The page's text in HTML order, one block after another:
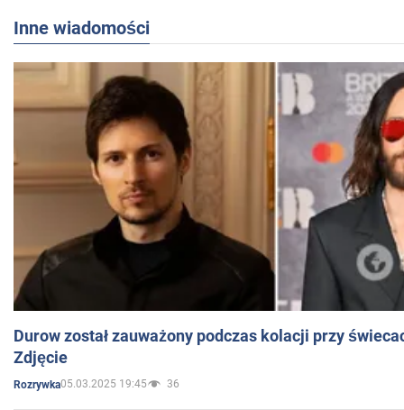
Inne wiadomości
Durow został zauważony podczas kolacji przy
Zdjęcie
Rozrywka05.03.2025 19:45 36